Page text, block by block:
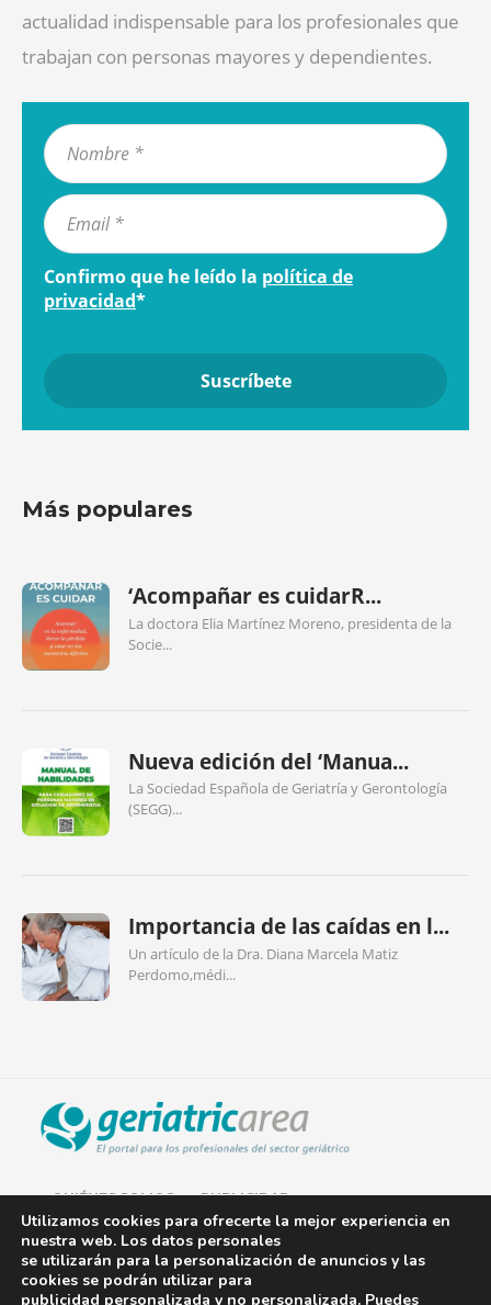
actualidad indispensable para los profesionales que
trabajan con personas mayores y dependientes.
Confirmo que he leído la política de
privacidad*
Más populares
‘Acompañar es cuidarR...
La doctora Elia Martínez Moreno, presidenta de la
Socie...
Nueva edición del ‘Manua...
La Sociedad Española de Geriatría y Gerontología
(SEGG)...
Importancia de las caídas en l...
Un artículo de la Dra. Diana Marcela Matiz
Perdomo,médi...
QUIÉNES SOMOS PUBLICIDAD
AVISO LEGAL
POLÍTICA DE COOKIES
Utilizamos cookies para ofrecerte la mejor experiencia en
nuestra web. Los datos personales
se utilizarán para la personalización de anuncios y las
cookies se podrán utilizar para
publicidad personalizada y no personalizada. Puedes